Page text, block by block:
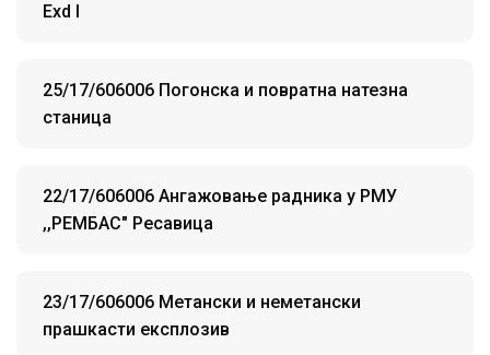
Exd I
25/17/606006 Погонска и повратна натезна
станица
22/17/606006 Ангажовање радника у РМУ
,,РЕМБАС" Ресавица
23/17/606006 Метански и неметански
прашкасти експлозив